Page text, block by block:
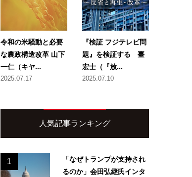
令和の米騒動と必要
な農政構造改革 山下
一仁（キヤ...
2025.07.17
『検証 フジテレビ問
題』を検証する 臺
宏士（『放...
2025.07.10
人気記事ランキング
1
「なぜトランプが支持され
るのか」会田弘継氏インタ